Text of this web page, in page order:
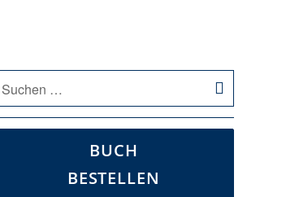
nach:
BUCH
BESTELLEN